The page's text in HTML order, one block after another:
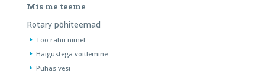
Mis me teeme
Rotary põhiteemad
Töö rahu nimel
Haigustega võitlemine
Puhas vesi